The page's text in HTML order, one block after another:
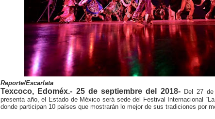
Reporte/Escarlata
Texcoco, Edoméx.- 25 de septiembre del 2018- Del 27
presenta año, el Estado de México será sede del Festival Internacional
donde participan 10 países que mostrarán lo mejor de sus tradiciones por